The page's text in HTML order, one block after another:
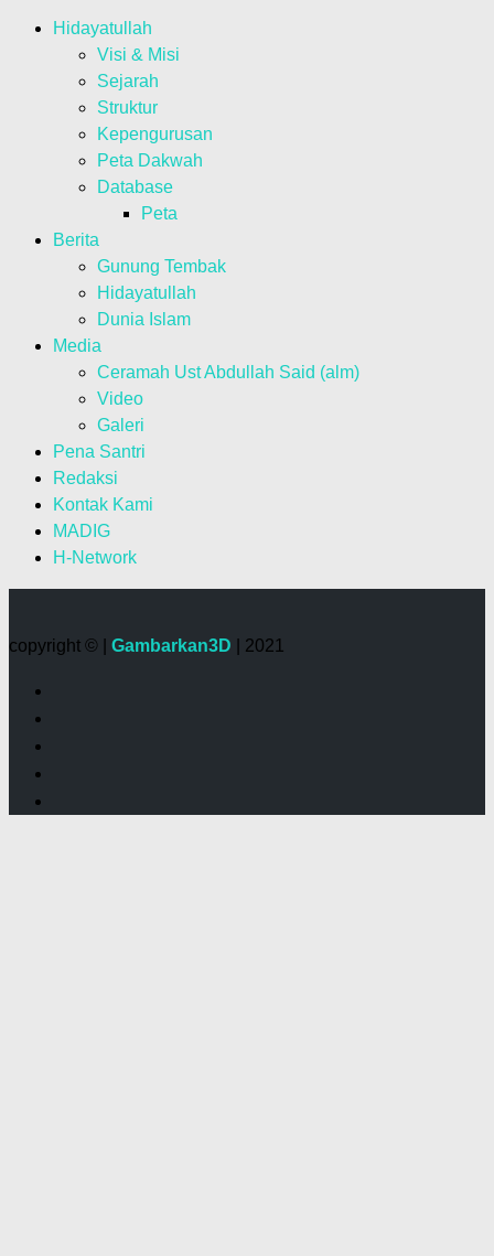
Hidayatullah
Visi & Misi
Sejarah
Struktur
Kepengurusan
Peta Dakwah
Database
Peta
Berita
Gunung Tembak
Hidayatullah
Dunia Islam
Media
Ceramah Ust Abdullah Said (alm)
Video
Galeri
Pena Santri
Redaksi
Kontak Kami
MADIG
H-Network
copyright © | Gambarkan3D | 2021